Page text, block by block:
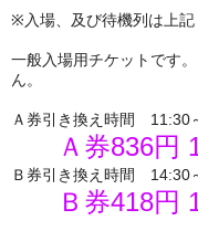
※入場、及び待機列は上記
一般入場用チケットです
ん。
Ａ券引き換え時間 11:30
Ａ券836円
Ｂ券引き換え時間 14:30
Ｂ券418円